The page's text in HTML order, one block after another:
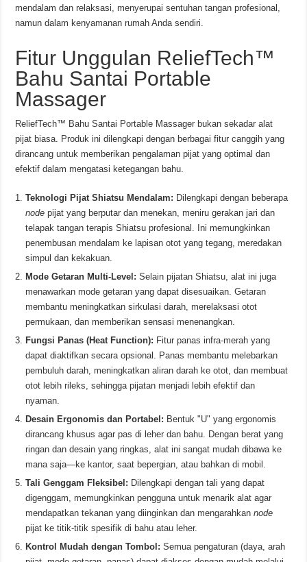
mendalam dan relaksasi, menyerupai sentuhan tangan profesional,
namun dalam kenyamanan rumah Anda sendiri.
Fitur Unggulan ReliefTech™
Bahu Santai Portable
Massager
ReliefTech™ Bahu Santai Portable Massager bukan sekadar alat
pijat biasa. Produk ini dilengkapi dengan berbagai fitur canggih yang
dirancang untuk memberikan pengalaman pijat yang optimal dan
efektif dalam mengatasi ketegangan bahu.
Teknologi Pijat Shiatsu Mendalam: Dilengkapi dengan beberapa
node pijat yang berputar dan menekan, meniru gerakan jari dan
telapak tangan terapis Shiatsu profesional. Ini memungkinkan
penembusan mendalam ke lapisan otot yang tegang, meredakan
simpul dan kekakuan.
Mode Getaran Multi-Level: Selain pijatan Shiatsu, alat ini juga
menawarkan mode getaran yang dapat disesuaikan. Getaran
membantu meningkatkan sirkulasi darah, merelaksasi otot
permukaan, dan memberikan sensasi menenangkan.
Fungsi Panas (Heat Function): Fitur panas infra-merah yang
dapat diaktifkan secara opsional. Panas membantu melebarkan
pembuluh darah, meningkatkan aliran darah ke otot, dan membuat
otot lebih rileks, sehingga pijatan menjadi lebih efektif dan
nyaman.
Desain Ergonomis dan Portabel: Bentuk "U" yang ergonomis
dirancang khusus agar pas di leher dan bahu. Dengan berat yang
ringan dan desain yang ringkas, alat ini sangat mudah dibawa ke
mana saja—ke kantor, saat bepergian, atau bahkan di mobil.
Tali Genggam Fleksibel: Dilengkapi dengan tali yang dapat
digenggam, memungkinkan pengguna untuk menarik alat agar
mendapatkan tekanan yang diinginkan dan mengarahkannode
pijat ke titik-titik spesifik di bahu atau leher.
Kontrol Mudah dengan Tombol: Semua pengaturan (daya, arah